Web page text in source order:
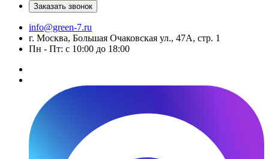
Заказать звонок
info@green-7.ru
г. Москва, Большая Очаковская ул., 47А, стр. 1
Пн - Пт: с 10:00 до 18:00